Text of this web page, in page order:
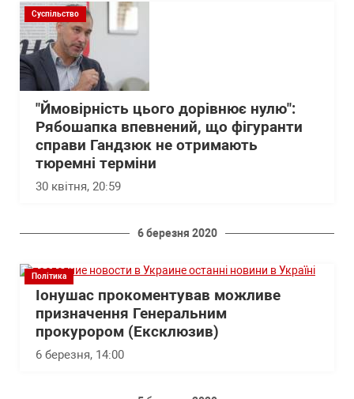
Суспільство
"Ймовірність цього дорівнює нулю":
Рябошапка впевнений, що фігуранти
справи Гандзюк не отримають
тюремні терміни
30 квітня, 20:59
6 березня 2020
Політика
Іонушас прокоментував можливе
призначення Генеральним
прокурором (Ексклюзив)
6 березня, 14:00